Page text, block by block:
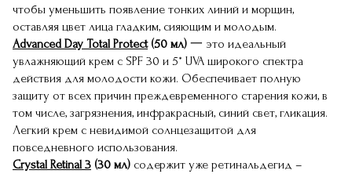
чтобы уменьшить появление тонких линий и морщин,
оставляя цвет лица гладким, сияющим и молодым.
Advanced Day Total Protect(50 мл) 一 это идеальный
увлажняющий крем с SPF 30 и 5* UVA широкого спектра
действия для молодости кожи. Обеспечивает полную
защиту от всех причин преждевременного старения кожи, в
том числе, загрязнения, инфракрасный, синий свет, гликация.
Легкий крем с невидимой солнцезащитой для
повседневного использования.
Crystal Retinal 3 (30 мл) содержит уже ретинальдегид –